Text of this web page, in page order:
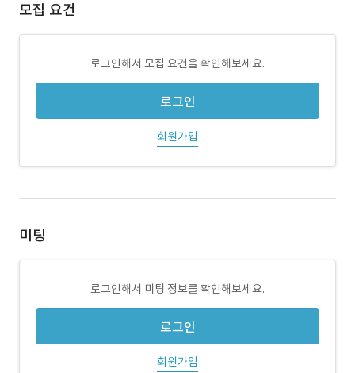
모집 요건
로그인해서 모집 요건을 확인해보세요.
로그인
회원가입
미팅
로그인해서 미팅 정보를 확인해보세요.
로그인
회원가입